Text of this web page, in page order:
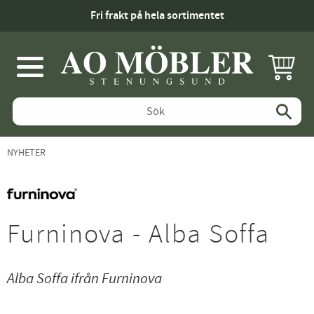
Fri frakt på hela sortimentet
Meny
NYHETER
Furninova - Alba Soffa
Alba Soffa ifrån Furninova